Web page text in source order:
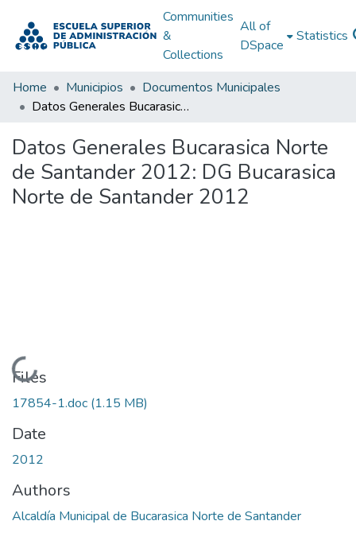
Communities
&
Collections
All of
DSpace
Statistics
Home Municipios
Documentos Municipales
Datos Generales Bucarasica Norte de Santander 2012: DG Bucarasica Norte de Santander 2012
Datos Generales Bucarasica Norte
de Santander 2012: DG Bucarasica
Norte de Santander 2012
Loading...
Files
17854-1.doc (1.15 MB)
Date
2012
Authors
Alcaldía Municipal de Bucarasica Norte de Santander